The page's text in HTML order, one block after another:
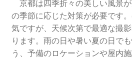
京都は四季折々の美しい風景
の季節に応じた対策が必要です
気ですが、天候次第で最適な撮
ります。雨の日や暑い夏の日で
う、予備のロケーションや屋内